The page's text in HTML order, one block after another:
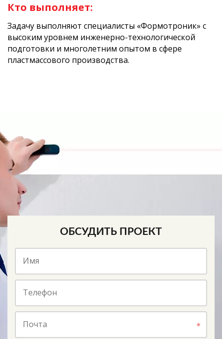
Кто выполняет:
Задачу выполняют специалисты «Формотроник» с
высоким уровнем инженерно-технологической
подготовки и многолетним опытом в сфере
пластмассового производства.
ОБСУДИТЬ ПРОЕКТ
Имя
Телефон
Почта